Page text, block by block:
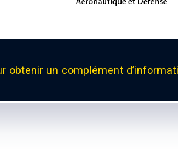
obtenir un complément